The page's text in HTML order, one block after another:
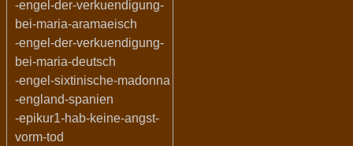
-engel-der-verkuendigung-
bei-maria-aramaeisch
-engel-der-verkuendigung-
bei-maria-deutsch
-engel-sixtinische-madonna
-england-spanien
-epikur1-hab-keine-angst-
vorm-tod